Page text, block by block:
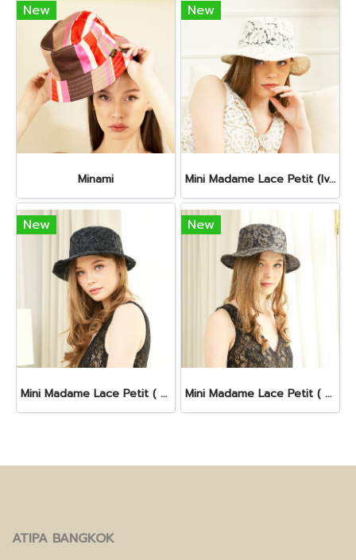
New
Minami
New
Mini Madame Lace Petit (Ivory)
New
Mini Madame Lace Petit ( Black )
New
Mini Madame Lace Petit ( Gray)
ATIPA BANGKOK